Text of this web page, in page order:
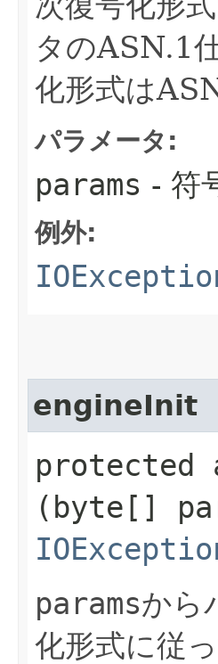
タのASN.1
化形式は
パラメータ:
params - 符
例外:
engineInit
(byte[]
paramsから
化形式に従